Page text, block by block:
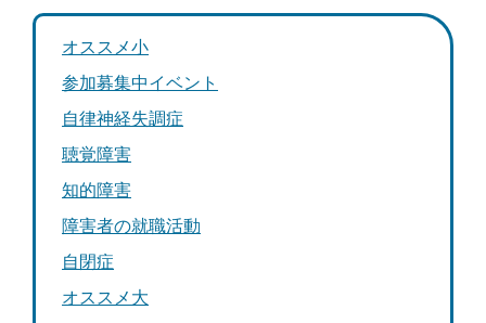
オススメ小
参加募集中イベント
自律神経失調症
聴覚障害
知的障害
障害者の就職活動
自閉症
オススメ大